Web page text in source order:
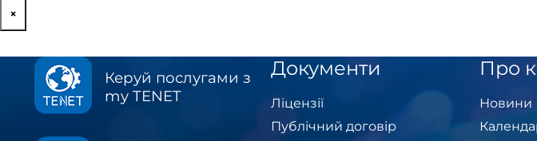
×
Керуй послугами з
my TENET
Документи
Ліцензії
Публічний договір
Про
Новини